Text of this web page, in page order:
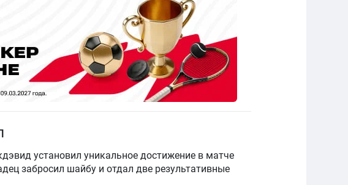
установил уникальное достижение в матче
забросил шайбу и отдал две результативные